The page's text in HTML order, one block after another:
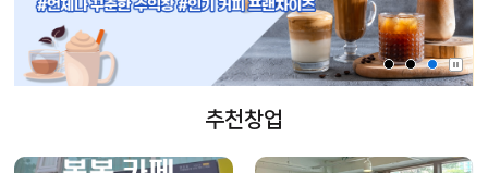
추천창업